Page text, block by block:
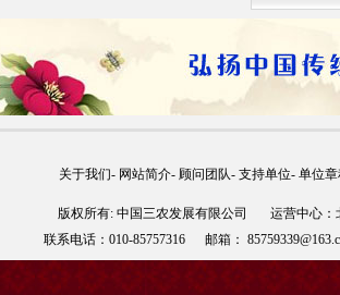
关于我们- 网站简介- 顾问团队- 支持单位- 单位
版权所有: 中国三农发展有限公司 运营中心
联系电话：010-85757316 邮箱：